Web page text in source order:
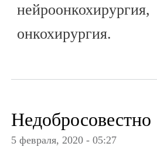
онкохирургия.
Недобросовестно
5 февраля, 2020 - 05:27